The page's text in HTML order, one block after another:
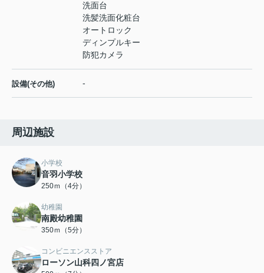
洗面台
洗髪洗面化粧台
オートロック
ディンプルキー
防犯カメラ
設備(その他) -
周辺施設
小学校
音羽小学校
250ｍ（4分）
幼稚園
南殿幼稚園
350ｍ（5分）
コンビニエンスストア
ローソン山科四ノ宮店